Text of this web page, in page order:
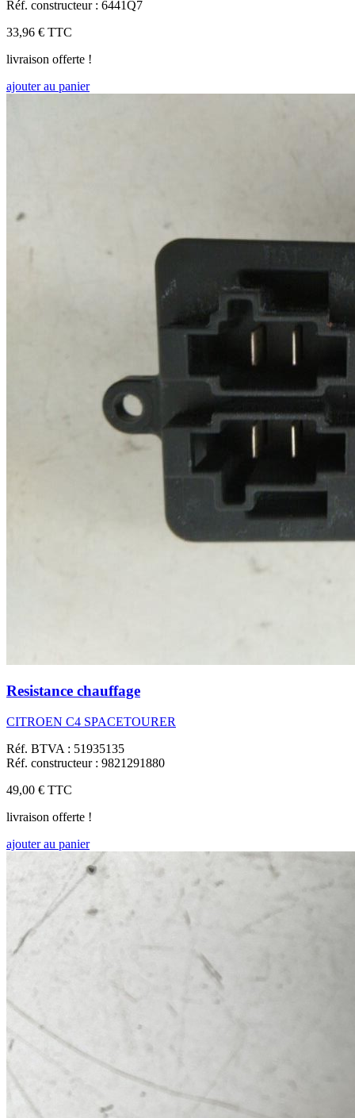
Réf. constructeur : 6441Q7
33,96 € TTC
livraison offerte !
ajouter au panier
Resistance chauffage
CITROEN C4 SPACETOURER
Réf. BTVA : 51935135
Réf. constructeur : 9821291880
49,00 € TTC
livraison offerte !
ajouter au panier